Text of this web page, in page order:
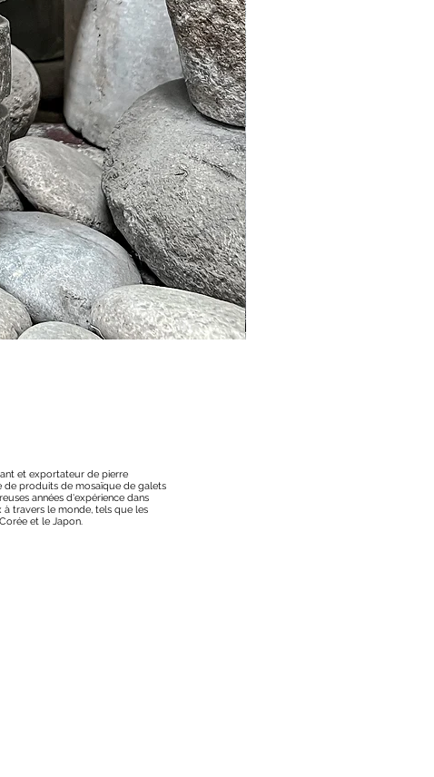
et exportateur de pierre
de produits de mosaïque de galets
années d'expérience dans
travers le monde, tels que les
et le Japon.